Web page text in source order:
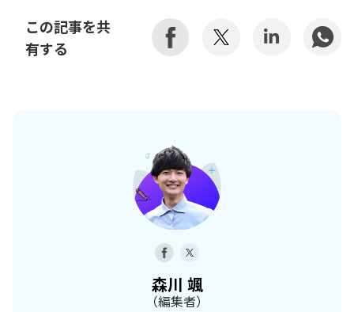
この記事を共
有する
森川 颯
（編集者）